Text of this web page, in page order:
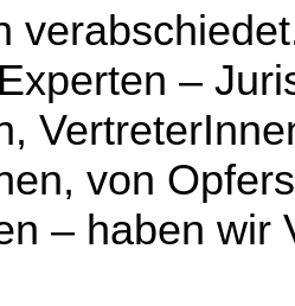
–
von
– haben wir